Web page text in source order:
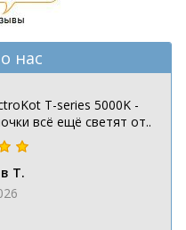
нас
T-series 5000K -
всё ещё светят от..
Т.